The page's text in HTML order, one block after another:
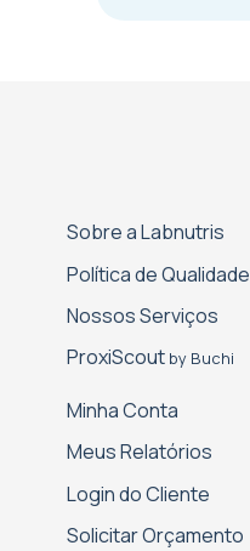
Sobre a Labnutris
Política de Qualidade
Nossos Serviços
Proxi­Scout by Buchi
Minha Conta
Meus Relatórios
Login do Cliente
Solicitar Orçamento